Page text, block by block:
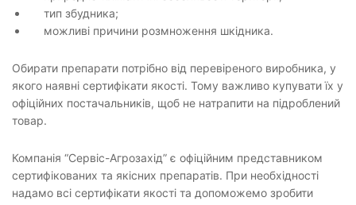
тип збудника;
можливі причини розмноження шкідника.
Обирати препарати потрібно від перевіреного виробника, у
якого наявні сертифікати якості. Тому важливо купувати їх у
офіційних постачальників, щоб не натрапити на підроблений
товар.
Компанія “Сервіс-Агрозахід” є офіційним представником
сертифікованих та якісних препаратів. При необхідності
надамо всі сертифікати якості та допоможемо зробити